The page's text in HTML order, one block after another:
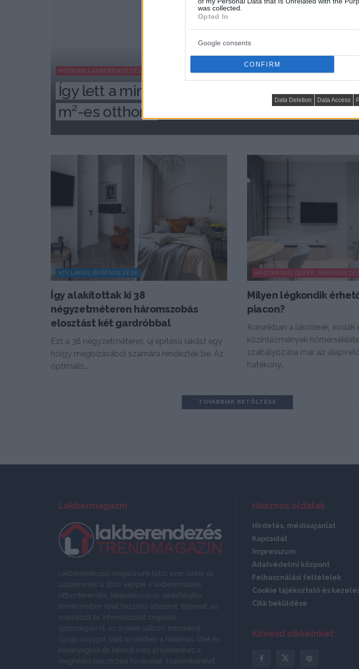
was collected.
Opted In
Google consents
CONFIRM
Data Deletion Data Access
MODERN LAKBERENDEZÉS
Így lett a minimalista lakás barátságos: fiatal
m²-es otthona
KIS LAKÁS BERENDEZÉSE
Így alakítottak ki 38
négyzetméteren háromszobás
elosztást két gardróbbal
Ezt a 38 négyzetméteres, új építésű lakást egy
hölgy megbízásából számára rendezték be. Az
optimális...
HÁZTARTÁSI GÉPEK,
Milyen légkondik
piacon?
Korunkban a lakóterek, irodák
közintézmények
szabályozása már az
hatékony...
TOVÁBBIAK BETÖLTÉSE
Lakbermagazin
Lakberendezési magazinunk több ezer cikkel és
százezernél is több képpel a lakberendezés,
otthonteremtés, lakásdekoráció, lakásfelújítás
témaköreiben kínál hasznos ötleteket, tippeket, ad
inspirációt és információkat cégekről,
újdonságokról, az örökké változó trendekről.
Gyűjts anyagot saját terveidhez a hatalmas ötlet és
képanyagból és keresd meg projektedhez a
megfelelő beszerzési forrásokat, szakembereket.
Hasznos oldalak
Hirdetés, médiaajánlat
Kapcsolat
Impresszum
Adatvédelmi központ
Felhasználási feltételek
Cookie tájékoztató és
Cikk beküldése
Kövesd cikkeinket: